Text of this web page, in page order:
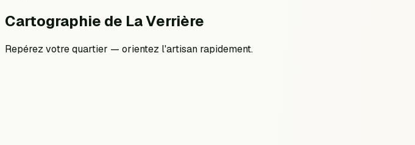
Cartographie de La Verrière
Repérez votre quartier — orientez l'artisan rapidement.